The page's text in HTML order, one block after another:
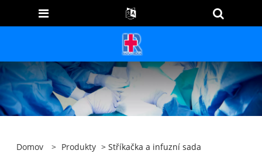
Domov > Produkty > Stříkačka a infuzní sada